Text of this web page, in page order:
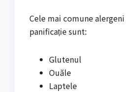
Cele mai comune
panificație sunt:
Glutenul
Ouăle
Laptele